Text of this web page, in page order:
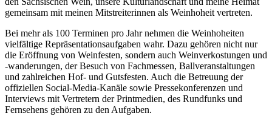
gemeinsam mit meinen Mitstreiterinnen als Weinhoheit vertreten.
Bei mehr als 100 Terminen pro Jahr nehmen die Weinhoheiten
vielfältige Repräsentationsaufgaben wahr. Dazu gehören nicht nur
die Eröffnung von Weinfesten, sondern auch Weinverkostungen und
-wanderungen, der Besuch von Fachmessen, Ballveranstaltungen
und zahlreichen Hof- und Gutsfesten. Auch die Betreuung der
offiziellen Social-Media-Kanäle sowie Pressekonferenzen und
Interviews mit Vertretern der Printmedien, des Rundfunks und
Fernsehens gehören zu den Aufgaben.